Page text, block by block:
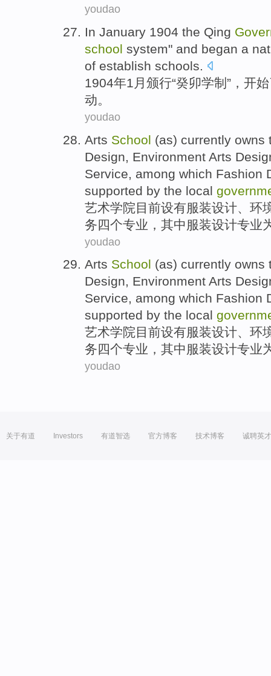
youdao
In January 1904 the Qing
school system" and began a
of establish schools.
1904年1月 颁行“癸卯学制”， 开始
动。
youdao
Arts School (as) currently owns
Design
Environment Arts
Service
among which Fashion
supported by the local
艺术学院目前设有服装设计
环
务四个专业， 其中服装设计专业
youdao
Arts School (as) currently owns
Design, Environment Arts
Service, among which Fashion
supported by the local
艺术学院目前设有服装设计、 环
务四个专业， 其中服装设计专业
youdao
关于有道 Investors 有道智选 官方博客 技术博客 诚聘英才